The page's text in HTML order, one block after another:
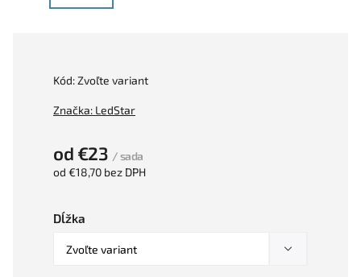
Kód:Zvoľte variant
Značka: LedStar
od €23 / sada
od €18,70 bez DPH
Dĺžka